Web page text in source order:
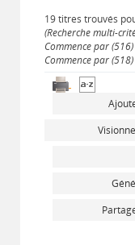
19 titres trouvés
(Recherche multi-
Commence par
Commence par (518)